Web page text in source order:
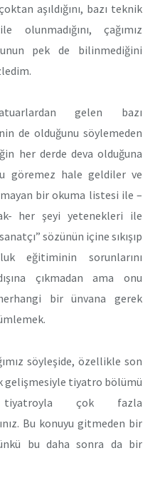
aşıldığını, bazı teknik
çağımız
pek de bilinmediğini
gelen bazı
de olduğunu söylemeden
her derde deva olduğuna
göremez hale geldiler ve
bir okuma listesi ile –
her şeyi yetenekleri ile
sözünün içine sıkışıp
eğitiminin sorunlarını
çıkmadan ama onu
bir ünvana gerek
söyleşide, özellikle son
gelişmesiyle tiyatro bölümü
tiyatroyla çok fazla
Bu konuyu gitmeden bir
bu daha sonra da bir